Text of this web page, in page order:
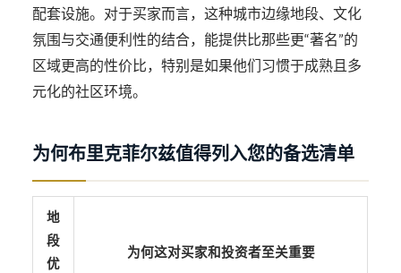
配套设施。对于买家而言，这种城市边缘地段、文化
氛围与交通便利性的结合，能提供比那些更“著名”的
区域更高的性价比，特别是如果他们习惯于成熟且多
元化的社区环境。
为何布里克菲尔兹值得列入您的备选清单
地
段
优
为何这对买家和投资者至关重要